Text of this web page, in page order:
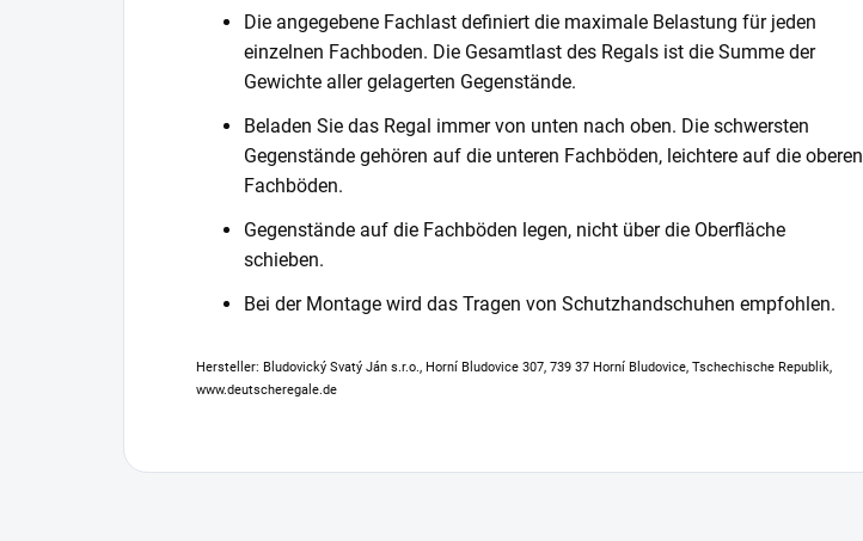
Die angegebene Fachlast definiert die maximale Belastung für jeden
einzelnen Fachboden. Die Gesamtlast des Regals ist die Summe der
Gewichte aller gelagerten Gegenstände.
Beladen Sie das Regal immer von unten nach oben. Die schwersten
Gegenstände gehören auf die unteren Fachböden, leichtere auf die oberen
Fachböden.
Gegenstände auf die Fachböden legen, nicht über die Oberfläche
schieben.
Bei der Montage wird das Tragen von Schutzhandschuhen empfohlen.
Hersteller: Bludovický Svatý Ján s.r.o., Horní Bludovice 307, 739 37 Horní Bludovice, Tschechische Republik,
www.deutscheregale.de